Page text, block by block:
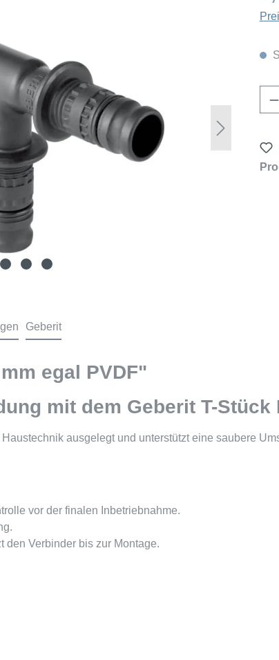
Geberit
egal PVDF"
mit dem Geberit T-Stück
ausgelegt und unterstützt eine saubere
vor der finalen Inbetriebnahme.
den Verbinder bis zur Montage.